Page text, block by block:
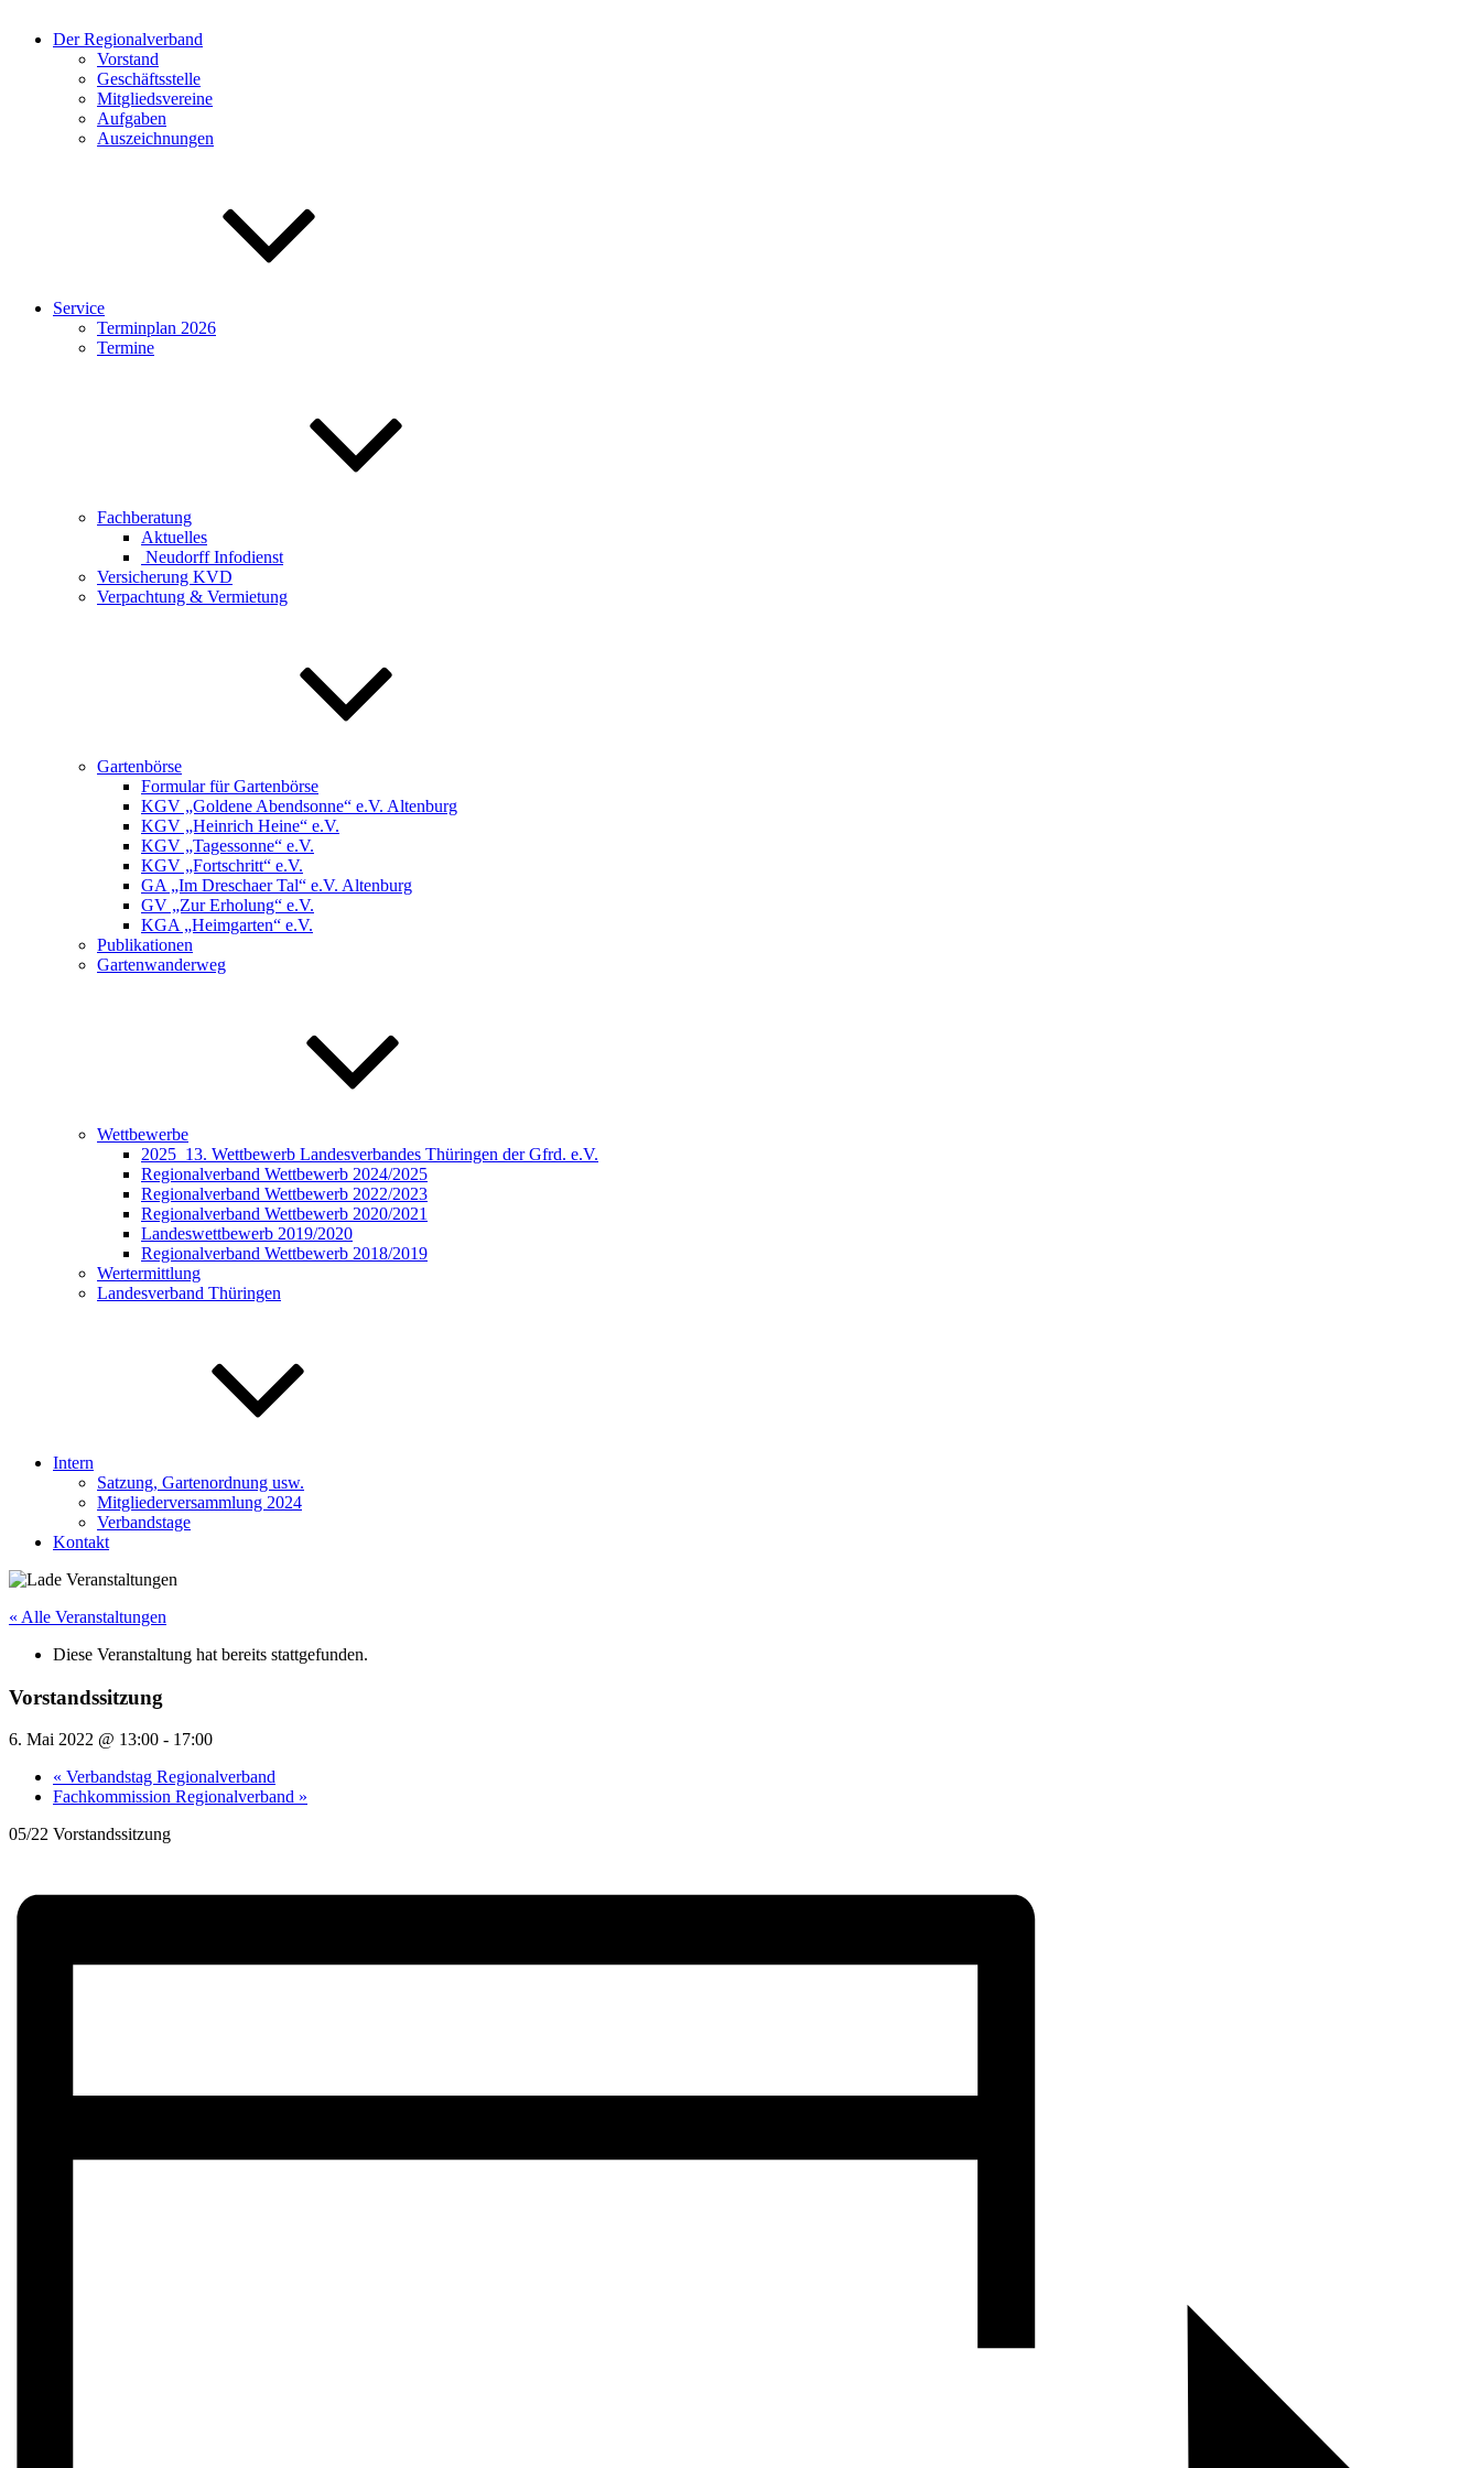
Der Regionalverband
Vorstand
Geschäftsstelle
Mitgliedsvereine
Aufgaben
Auszeichnungen
Service
Terminplan 2026
Termine
Fachberatung
Aktuelles
Neudorff Infodienst
Versicherung KVD
Verpachtung & Vermietung
Gartenbörse
Formular für Gartenbörse
KGV „Goldene Abendsonne“ e.V. Altenburg
KGV „Heinrich Heine“ e.V.
KGV „Tagessonne“ e.V.
KGV „Fortschritt“ e.V.
GA „Im Dreschaer Tal“ e.V. Altenburg
GV „Zur Erholung“ e.V.
KGA „Heimgarten“ e.V.
Publikationen
Gartenwanderweg
Wettbewerbe
2025_13. Wettbewerb Landesverbandes Thüringen der Gfrd. e.V.
Regionalverband Wettbewerb 2024/2025
Regionalverband Wettbewerb 2022/2023
Regionalverband Wettbewerb 2020/2021
Landeswettbewerb 2019/2020
Regionalverband Wettbewerb 2018/2019
Wertermittlung
Landesverband Thüringen
Intern
Satzung, Gartenordnung usw.
Mitgliederversammlung 2024
Verbandstage
Kontakt
« Alle Veranstaltungen
Diese Veranstaltung hat bereits stattgefunden.
Vorstandssitzung
6. Mai 2022 @ 13:00 - 17:00
« Verbandstag Regionalverband
Fachkommission Regionalverband »
05/22 Vorstandssitzung